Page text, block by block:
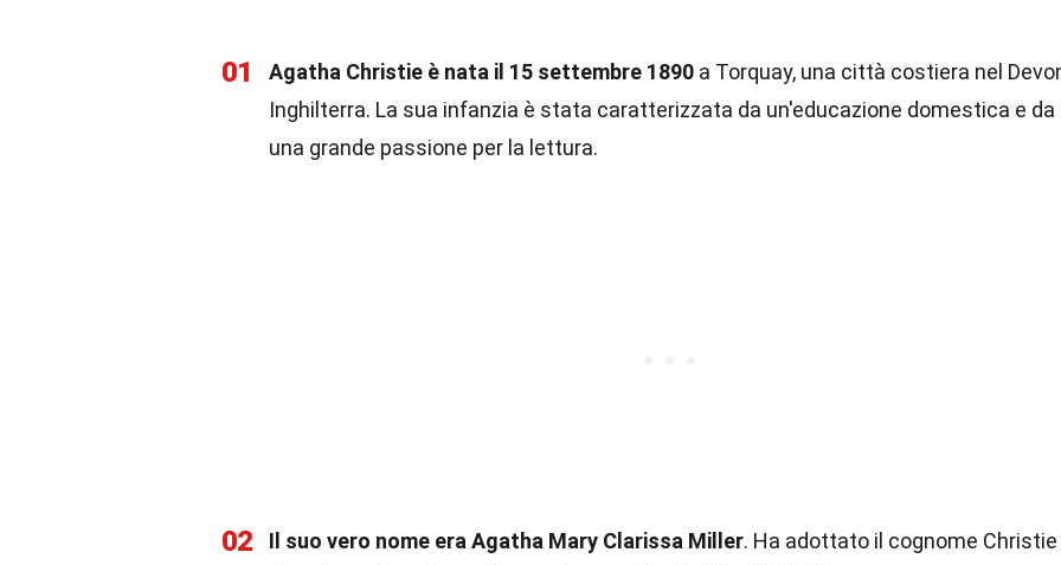
01 Agatha Christie è nata il 15 settembre 1890 a Torquay, una città costiera nel
Inghilterra. La sua infanzia è stata caratterizzata da un'educazione domestica e da
una grande passione per la lettura.
02 Il suo vero nome era Agatha Mary Clarissa Miller. Ha adottato il cognome Christie